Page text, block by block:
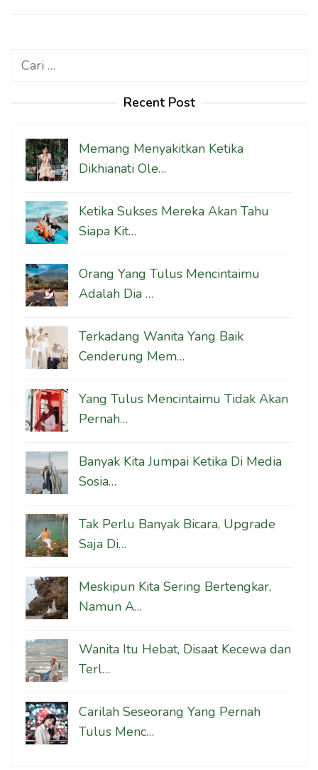
Cari
Recent Post
Memang Menyakitkan Ketika
Dikhianati Ole…
Ketika Sukses Mereka Akan Tahu
Siapa Kit…
Orang Yang Tulus Mencintaimu
Adalah Dia …
Terkadang Wanita Yang Baik
Cenderung Mem…
Yang Tulus Mencintaimu Tidak Akan
Pernah…
Banyak Kita Jumpai Ketika Di Media
Sosia…
Tak Perlu Banyak Bicara, Upgrade
Saja Di…
Meskipun Kita Sering Bertengkar,
Namun A…
Wanita Itu Hebat, Disaat Kecewa dan
Terl…
Carilah Seseorang Yang Pernah
Tulus Menc…